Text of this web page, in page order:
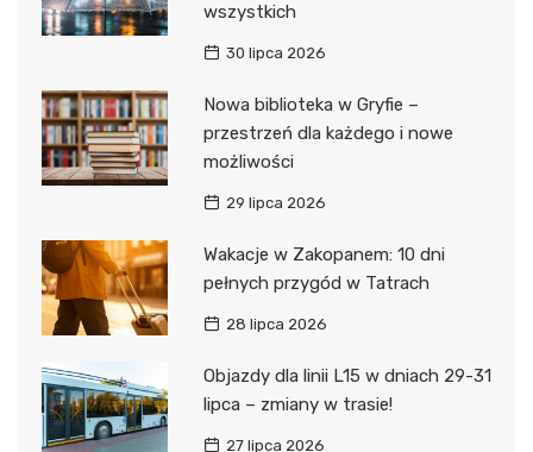
wszystkich
30 lipca 2026
Nowa biblioteka w Gryfie –
przestrzeń dla każdego i nowe
możliwości
29 lipca 2026
Wakacje w Zakopanem: 10 dni
pełnych przygód w Tatrach
28 lipca 2026
Objazdy dla linii L15 w dniach 29-31
lipca – zmiany w trasie!
27 lipca 2026